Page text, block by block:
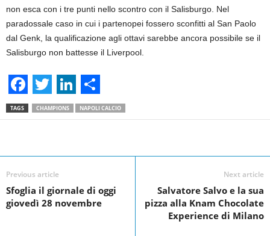
non esca con i tre punti nello scontro con il Salisburgo. Nel
paradossale caso in cui i partenopei fossero sconfitti al San Paolo
dal Genk, la qualificazione agli ottavi sarebbe ancora possibile se il
Salisburgo non battesse il Liverpool.
F
a
e
b
o
T
w
t
t
e
L
i
k
e
d
S
h
r
e
TAGS CHAMPIONS NAPOLI CALCIO
Previous article
Sfoglia il giornale di oggi
giovedì 28 novembre
Next article
Salvatore Salvo e la sua
pizza alla Knam Chocolate
Experience di Milano